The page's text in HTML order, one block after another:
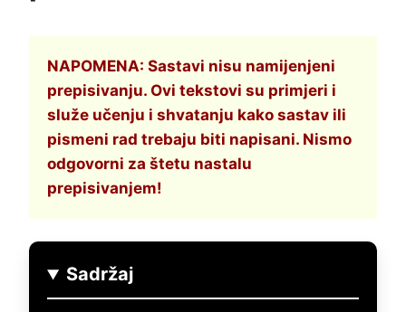
NAPOMENA: Sastavi nisu namijenjeni
prepisivanju. Ovi tekstovi su primjeri i
služe učenju i shvatanju kako sastav ili
pismeni rad trebaju biti napisani. Nismo
odgovorni za štetu nastalu
prepisivanjem!
Sadržaj